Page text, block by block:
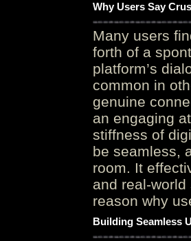
Why Users Say
Many users
forth of a
platform’s
common in
genuine
an engaging
stiffness of
be seamless,
room. It
and real-
reason why
Building Seamless